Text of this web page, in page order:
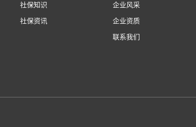
社保知识
社保资讯
企业风采
企业资质
联系我们